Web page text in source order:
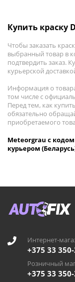
Купить краску
Чтобы заказать
выбранный товар в
подтвердить заказ.
курьерской
Информация о
том числе с
Перед тем, как
обязательно
приобретаемого
Meteorgrau с кодом
курьером
Интернет-
+375 33
Розничный
+375 33